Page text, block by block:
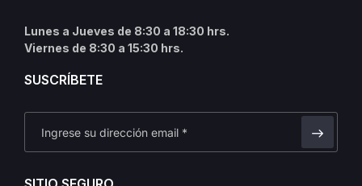
Lunes a Jueves de 8:30 a 18:30 hrs.
Viernes de 8:30 a 15:30 hrs.
SUSCRÍBETE